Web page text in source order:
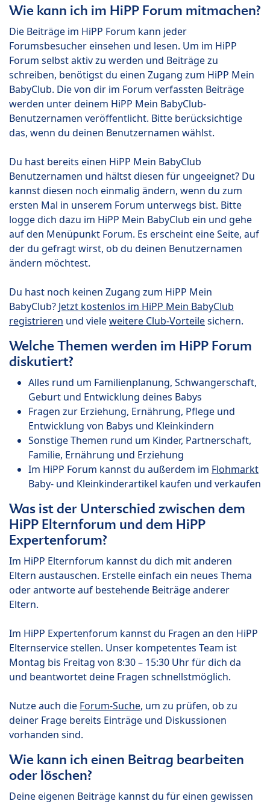
Wie kann ich im HiPP Forum mitmachen?
Die Beiträge im HiPP Forum kann jeder
Forumsbesucher einsehen und lesen. Um im HiPP
Forum selbst aktiv zu werden und Beiträge zu
schreiben, benötigst du einen Zugang zum HiPP Mein
BabyClub. Die von dir im Forum verfassten Beiträge
werden unter deinem HiPP Mein BabyClub-
Benutzernamen veröffentlicht. Bitte berücksichtige
das, wenn du deinen Benutzernamen wählst.
Du hast bereits einen HiPP Mein BabyClub
Benutzernamen und hältst diesen für ungeeignet? Du
kannst diesen noch einmalig ändern, wenn du zum
ersten Mal in unserem Forum unterwegs bist. Bitte
logge dich dazu im HiPP Mein BabyClub ein und gehe
auf den Menüpunkt Forum. Es erscheint eine Seite, auf
der du gefragt wirst, ob du deinen Benutzernamen
ändern möchtest.
Du hast noch keinen Zugang zum HiPP Mein
BabyClub? Jetzt kostenlos im HiPP Mein BabyClub
registrieren und vieleweitere Club-Vorteilesichern.
Welche Themen werden im HiPP Forum
diskutiert?
Alles rund um Familienplanung, Schwangerschaft,
Geburt und Entwicklung deines Babys
Fragen zur Erziehung, Ernährung, Pflege und
Entwicklung von Babys und Kleinkindern
Sonstige Themen rund um Kinder, Partnerschaft,
Familie, Ernährung und Erziehung
Im HiPP Forum kannst du außerdem im Flohmarkt
Baby- und Kleinkinderartikel kaufen und verkaufen
Was ist der Unterschied zwischen dem
HiPP Elternforum und dem HiPP
Expertenforum?
Im HiPP Elternforum kannst du dich mit anderen
Eltern austauschen. Erstelle einfach ein neues Thema
oder antworte auf bestehende Beiträge anderer
Eltern.
Im HiPP Expertenforum kannst du Fragen an den HiPP
Elternservice stellen. Unser kompetentes Team ist
Montag bis Freitag von 8:30 – 15:30 Uhr für dich da
und beantwortet deine Fragen schnellstmöglich.
Nutze auch die Forum-Suche, um zu prüfen, ob zu
deiner Frage bereits Einträge und Diskussionen
vorhanden sind.
Wie kann ich einen Beitrag bearbeiten
oder löschen?
Deine eigenen Beiträge kannst du für einen gewissen